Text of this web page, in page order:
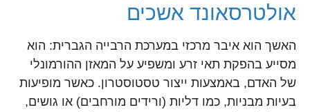
אולטרסאונד אשכים
האשך הוא איבר מרכזי במערכת הרבייה הגברית: הוא
מסייע בהפקת תאי זרע ומשפיע על המאזן ההורמונלי
של האדם, באמצעות ייצור טסטוסטרון. כאשר מופיעות
בעיות מבניות, כמו דליות (ורידים מורחבים) או גושים,